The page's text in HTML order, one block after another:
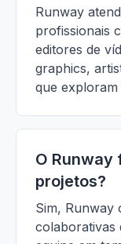
Runway
profissionais
editores de
graphics,
que
O Runway
projetos?
Sim, Runway
colaborativas